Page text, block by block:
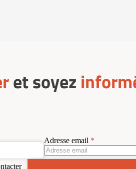
et soyez
Adresse email